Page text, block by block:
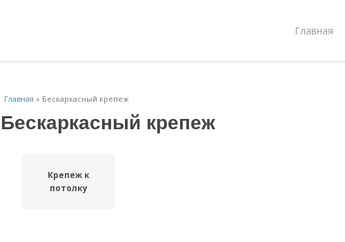
Главная
Главная » Бескаркасный крепеж
Бескаркасный крепеж
Крепеж к
потолку